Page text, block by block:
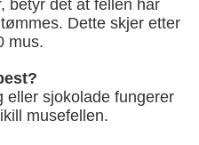
betyr det at fellen har
Dette skjer etter
mus.
eller sjokolade fungerer
musefellen.